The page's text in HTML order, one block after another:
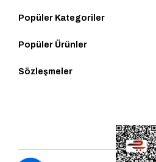
Popüler Kategoriler
Popüler Ürünler
Sözleşmeler